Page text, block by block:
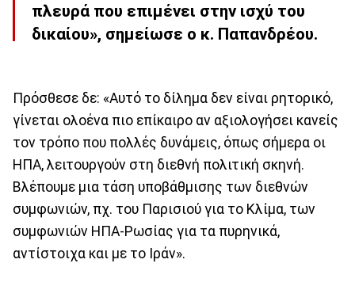
πλευρά που επιμένει στην ισχύ του
δικαίου», σημείωσε ο κ. Παπανδρέου.
Πρόσθεσε δε: «Αυτό το δίλημα δεν είναι ρητορικό,
γίνεται ολοένα πιο επίκαιρο αν αξιολογήσει κανείς
τον τρόπο που πολλές δυνάμεις, όπως σήμερα οι
ΗΠΑ, λειτουργούν στη διεθνή πολιτική σκηνή.
Βλέπουμε μια τάση υποβάθμισης των διεθνών
συμφωνιών, πχ. του Παρισιού για το Κλίμα, των
συμφωνιών ΗΠΑ-Ρωσίας για τα πυρηνικά,
αντίστοιχα και με το Ιράν».